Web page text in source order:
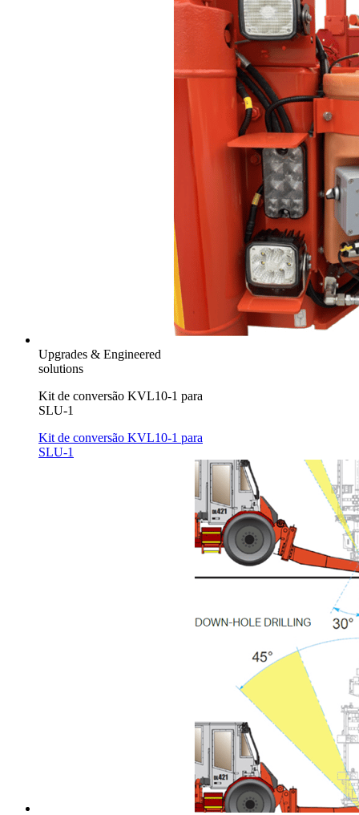
Upgrades & Engineered
solutions
Kit de conversão KVL10-1 para
SLU-1
Kit de conversão KVL10-1 para
SLU-1